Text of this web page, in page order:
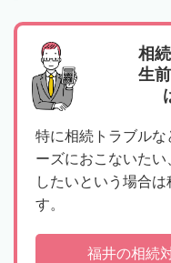
相
生
特に相続トラブル
ーズにおこないた
したいという場合
す。
福井の相続